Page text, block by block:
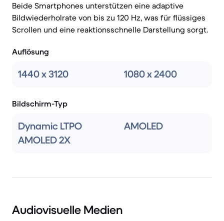
Beide Smartphones unterstützen eine adaptive
Bildwiederholrate von bis zu 120 Hz, was für flüssiges
Scrollen und eine reaktionsschnelle Darstellung sorgt.
Auflösung
1440 x 3120 1080 x 2400
Bildschirm-Typ
Dynamic LTPO
AMOLED 2X
AMOLED
Audiovisuelle Medien